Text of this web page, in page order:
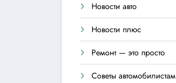
Новости авто
Новости плюс
Ремонт — это просто
Советы автомобилистам